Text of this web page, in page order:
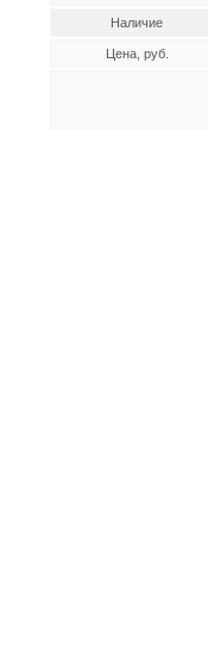
Наличие
Цена, руб.